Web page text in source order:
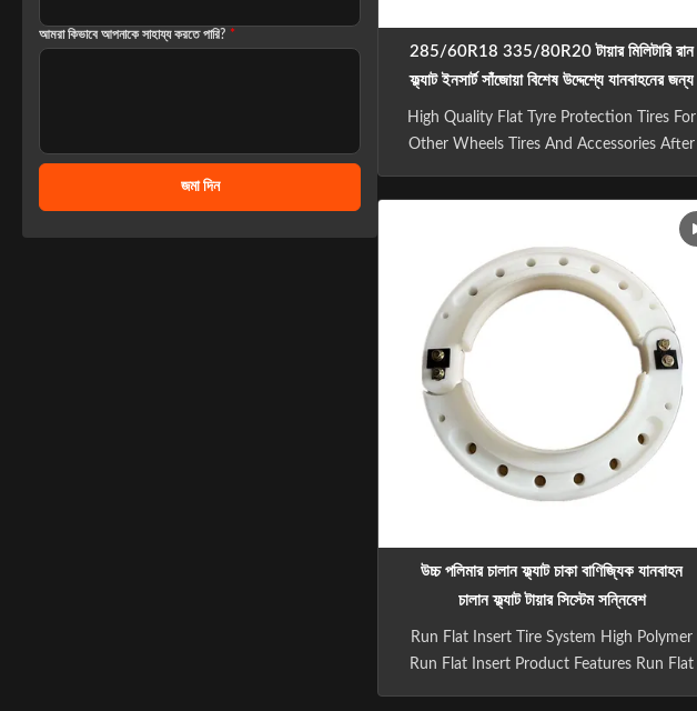
আমরা কিভাবে আপনাকে সাহায্য করতে পারি? *
জমা দিন
285/60R18 335/80R20 টায়ার মিলিটারি রান
ফ্ল্যাট ইনসার্ট সাঁজোয়া বিশেষ উদ্দেশ্যে যানবাহনের জন্য
High Quality Flat Tyre Protection Tires For
Other Wheels Tires And Accessories After
suitable for armored vehicles, refitted
bullet-proof vehicles, and other special
vehicles. Different materials can be
customized according to specific
requirements. 1.After a ...
উচ্চ পলিমার চালান ফ্ল্যাট চাকা বাণিজ্যিক যানবাহন
চালান ফ্ল্যাট টায়ার সিস্টেম সন্নিবেশ
Run Flat Insert Tire System High Polymer
Run Flat Insert Product Features Run Flat